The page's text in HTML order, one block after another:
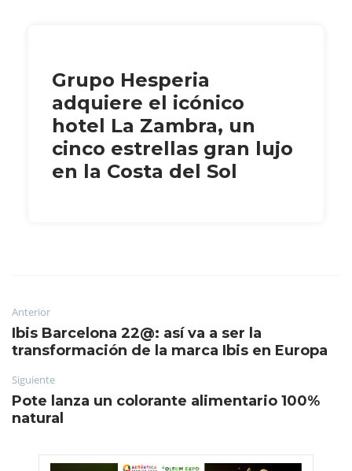
Grupo Hesperia
adquiere el icónico
hotel La Zambra, un
cinco estrellas gran lujo
en la Costa del Sol
Anterior
Ibis Barcelona 22@: así va a ser la
transformación de la marca Ibis en Europa
Siguiente
Pote lanza un colorante alimentario 100%
natural